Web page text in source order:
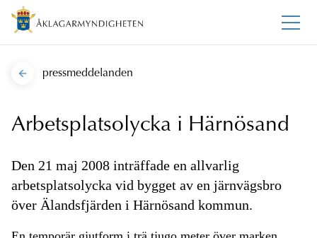
pressmeddelanden
Arbetsplatsolycka i Härnösand
Den 21 maj 2008 inträffade en allvarlig
arbetsplatsolycka vid bygget av en järnvägsbro
över Älandsfjärden i Härnösand kommun.